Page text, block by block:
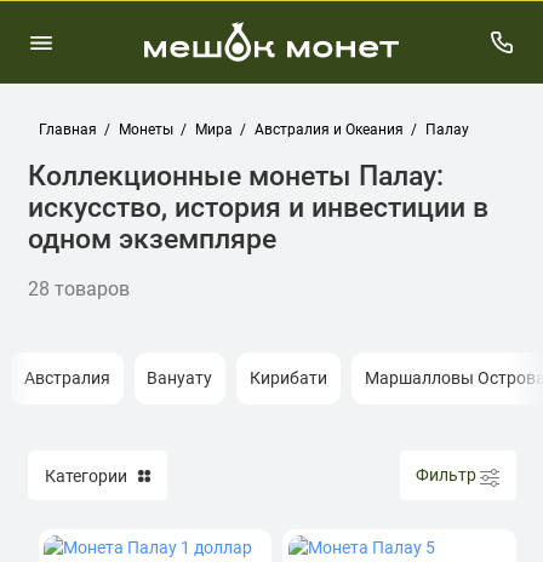
Главная Монеты Мира Австралия и Океания Палау
Коллекционные монеты Палау:
искусство, история и инвестиции в
одном экземпляре
28 товаров
Австралия Вануату Кирибати Маршалловы
Категории Фильтр